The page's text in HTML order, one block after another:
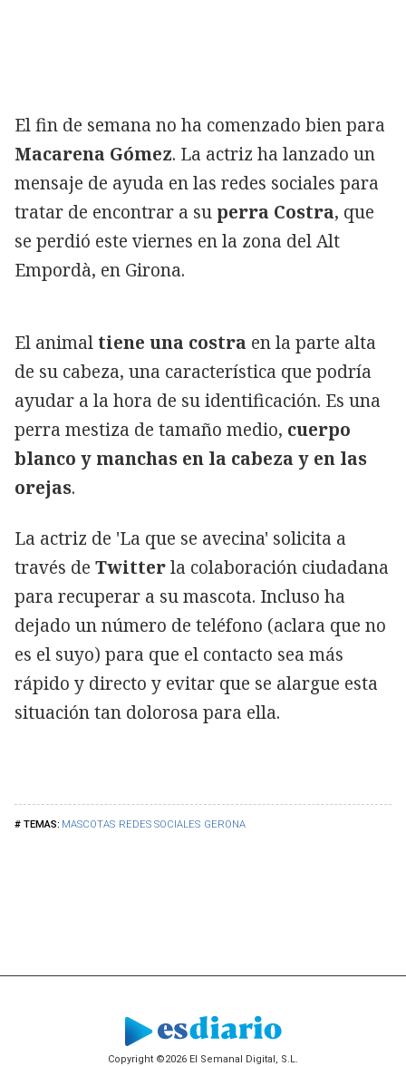
MASCOTAS REDES SOCIALES GERONA
El fin de semana no ha comenzado bien para
Macarena Gómez. La actriz ha lanzado un
mensaje de ayuda en las redes sociales para
tratar de encontrar a su perra Costra, que
se perdió este viernes en la zona del Alt
Empordà, en Girona.
El animal tiene una costra en la parte alta
de su cabeza, una característica que podría
ayudar a la hora de su identificación. Es una
perra mestiza de tamaño medio, cuerpo
blanco y manchas en la cabeza y en las
orejas.
La actriz de 'La que se avecina' solicita a
través de Twitterla colaboración ciudadana
para recuperar a su mascota. Incluso ha
dejado un número de teléfono (aclara que no
es el suyo) para que el contacto sea más
rápido y directo y evitar que se alargue esta
situación tan dolorosa para ella.
Copyright ©2026 El Semanal Digital, S.L.